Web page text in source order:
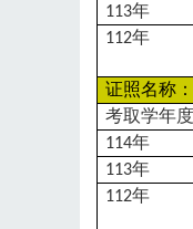
113年
112年
证照名称
考取学年度
114年
113年
112年